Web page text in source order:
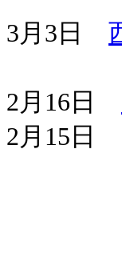
3月3日
各大
2月16日
2月15日